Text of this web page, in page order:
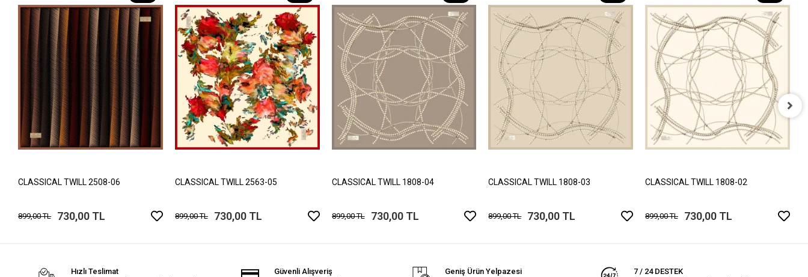
CLASSICAL TWILL 2508-06
899,00 TL 730,00 TL
CLASSICAL TWILL 2563-05
899,00 TL 730,00 TL
CLASSICAL TWILL 1808-04
899,00 TL 730,00 TL
CLASSICAL TWILL 1808-03
899,00 TL 730,00 TL
CLASSICAL TWILL 1808-02
899,00 TL 730,00 TL
Hızlı Teslimat Güvenli Alışveriş Geniş Ürün Yelpazesi 7 / 24 DESTEK